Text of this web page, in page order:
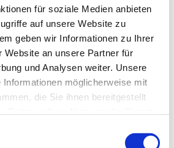
für soziale Medien anbieten
auf unsere Website zu
geben wir Informationen zu Ihrer
Website an unsere Partner für
und Analysen weiter. Unsere
Informationen möglicherweise mit
die Sie ihnen bereitgestellt